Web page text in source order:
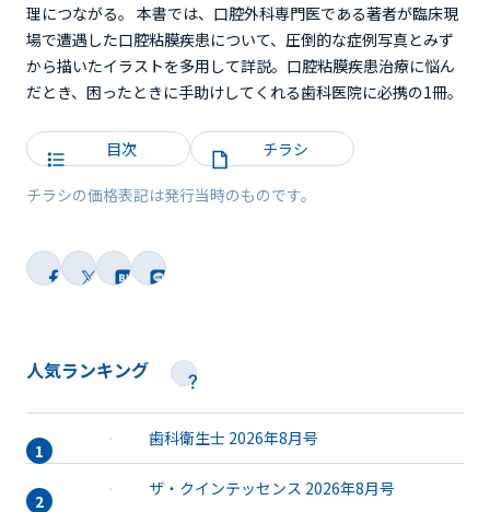
理につながる。 本書では、口腔外科専門医である著者が臨床現
場で遭遇した口腔粘膜疾患について、圧倒的な症例写真とみず
から描いたイラストを多用して詳説。口腔粘膜疾患治療に悩ん
だとき、困ったときに手助けしてくれる歯科医院に必携の1冊。
目次 チラシ
チラシの価格表記は発行当時のものです。
人気ランキング
歯科衛生士 2026年8月号
ザ・クインテッセンス 2026年8月号